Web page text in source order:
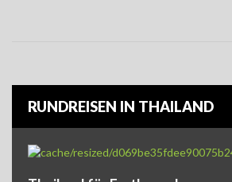
RUNDREISEN IN THAILAND